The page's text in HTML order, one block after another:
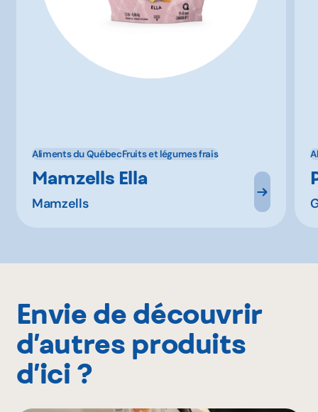
Aliments du QuébecFruits et légumes frais
Mamzells Ella
Mamzells
Envie de découvrir
d’autres produits
d’ici ?